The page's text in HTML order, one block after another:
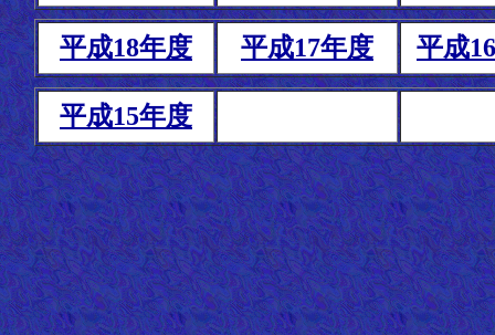
平成18年度 平成17年度 平成
平成15年度